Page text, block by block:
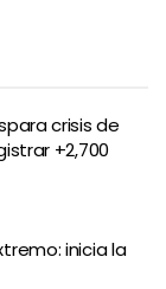
crisis de
+2,700
inicia la